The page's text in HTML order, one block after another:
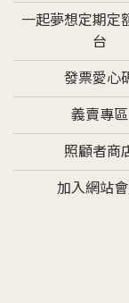
一起夢想定期定
台
發票愛心
義賣專區
照顧者商
加入網站